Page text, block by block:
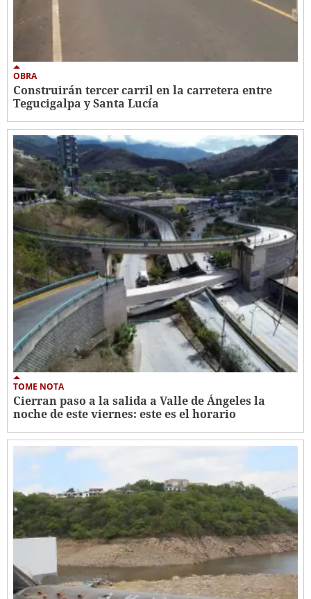
OBRA
Construirán tercer carril en la carretera entre
Tegucigalpa y Santa Lucía
TOME NOTA
Cierran paso a la salida a Valle de Ángeles la
noche de este viernes: este es el horario